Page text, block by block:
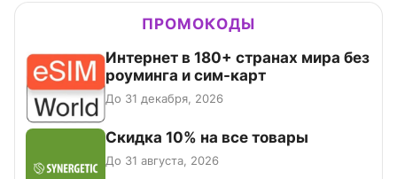
ПРОМОКОДЫ
Интернет в 180+ странах мира без
роуминга и сим-карт
До 31 декабря, 2026
Скидка 10% на все товары
До 31 августа, 2026